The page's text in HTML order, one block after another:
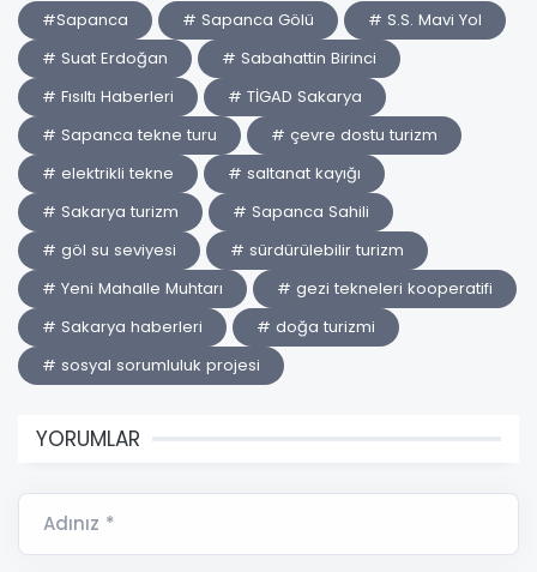
#Sapanca # Sapanca Gölü
# S.S. Mavi Yol
# Suat Erdoğan
# Sabahattin Birinci
# Fısıltı Haberleri
# TİGAD Sakarya
# Sapanca tekne turu
# çevre dostu turizm
# elektrikli tekne
# saltanat kayığı
# Sakarya turizm
# Sapanca Sahili
# göl su seviyesi
# sürdürülebilir turizm
# Yeni Mahalle Muhtarı
# gezi tekneleri kooperatifi
# Sakarya haberleri
# doğa turizmi
# sosyal sorumluluk projesi
YORUMLAR
Adınız *